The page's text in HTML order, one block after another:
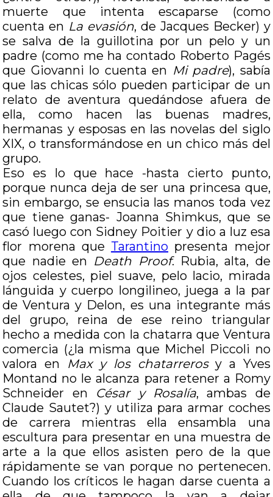
muerte que intenta escaparse (como
cuenta en La evasión, de Jacques Becker) y
se salva de la guillotina por un pelo y un
padre (como me ha contado Roberto Pagés
que Giovanni lo cuenta en Mi padre), sabía
que las chicas sólo pueden participar de un
relato de aventura quedándose afuera de
ella, como hacen las buenas madres,
hermanas y esposas en las novelas del siglo
XIX, o transformándose en un chico más del
grupo.
Eso es lo que hace -hasta cierto punto,
porque nunca deja de ser una princesa que,
sin embargo, se ensucia las manos toda vez
que tiene ganas- Joanna Shimkus, que se
casó luego con Sidney Poitier y dio a luz esa
flor morena que Tarantino presenta mejor
que nadie en Death Proof. Rubia, alta, de
ojos celestes, piel suave, pelo lacio, mirada
lánguida y cuerpo longilineo, juega a la par
de Ventura y Delon, es una integrante más
del grupo, reina de ese reino triangular
hecho a medida con la chatarra que Ventura
comercia (¿la misma que Michel Piccoli no
valora en Max y los chatarrerosy a Yves
Montand no le alcanza para retener a Romy
Schneider en César y Rosalía, ambas de
Claude Sautet?) y utiliza para armar coches
de carrera mientras ella ensambla una
escultura para presentar en una muestra de
arte a la que ellos asisten pero de la que
rápidamente se van porque no pertenecen.
Cuando los críticos le hagan darse cuenta a